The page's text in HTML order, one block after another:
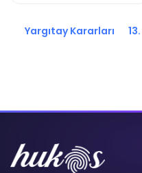
Yargıtay Kararları